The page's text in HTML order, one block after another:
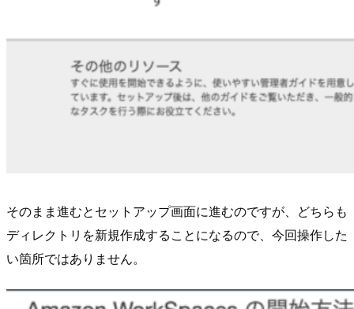
そのまま進むとセットアップ画面に進むのですが、どちらも
ディレクトリを新規作成することになるので、今回操作した
い箇所ではありません。